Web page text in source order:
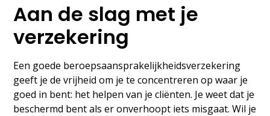
Aan de slag met je
verzekering
Een goede beroepsaansprakelijkheidsverzekering
geeft je de vrijheid om je te concentreren op waar je
goed in bent: het helpen van je cliënten. Je weet dat je
beschermd bent als er onverhoopt iets misgaat. Wil je